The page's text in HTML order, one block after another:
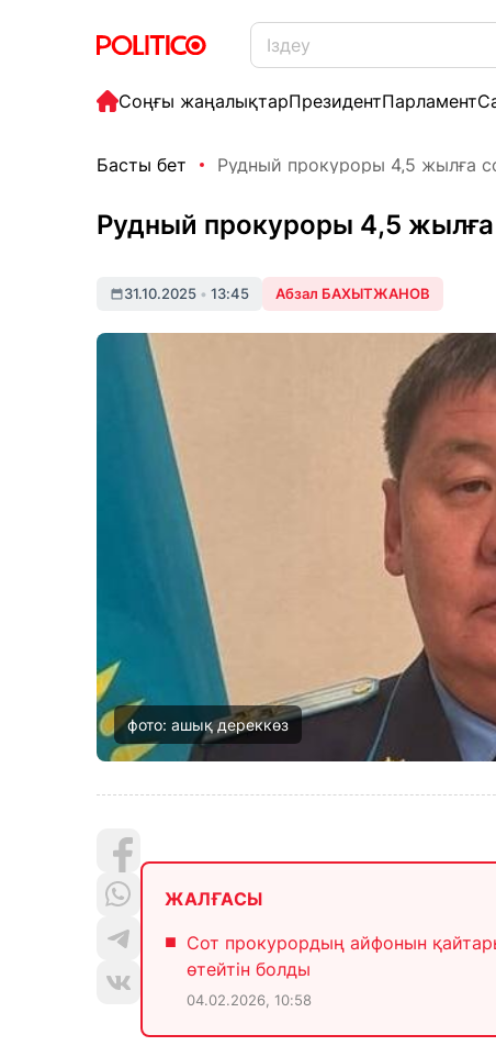
Соңғы жаңалықтарПрезидентПарламент
Басты бет Рудный прокуроры 4,5 жылға
Рудный прокуроры 4,5
31.10.2025 • 13:45 Абзал БАХЫТЖАНОВ
фото: ашық дереккөз
ЖАЛҒАСЫ
Сот прокурордың айфонын
өтейтін болды
04.02.2026, 10:58